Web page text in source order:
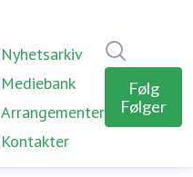
Nyhetsarkiv
Mediebank
Arrangementer
Kontakter
Følg
Følger